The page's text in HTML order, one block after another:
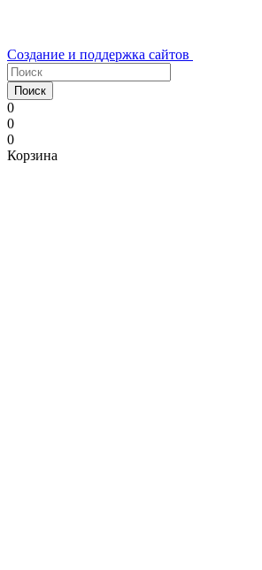
Создание и поддержка сайтов
Поиск
0
0
0
Корзина